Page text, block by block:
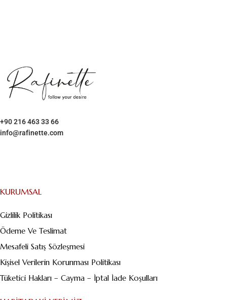
+90 216 463 33 66
info@rafinette.com
KURUMSAL
Gizlilik Politikası
Ödeme Ve Teslimat
Mesafeli Satış Sözleşmesi
Kişisel Verilerin Korunması Politikası
Tüketici Hakları – Cayma – İptal İade Koşulları